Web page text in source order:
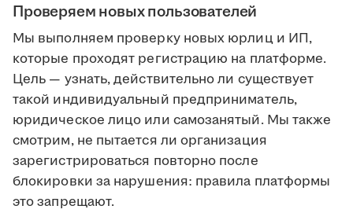
Проверяем новых пользователей
Мы выполняем проверку новых юрлиц и ИП,
которые проходят регистрацию на платформе.
Цель — узнать, действительно ли существует
такой индивидуальный предприниматель,
юридическое лицо или самозанятый. Мы также
смотрим, не пытается ли организация
зарегистрироваться повторно после
блокировки за нарушения: правила платформы
это запрещают.